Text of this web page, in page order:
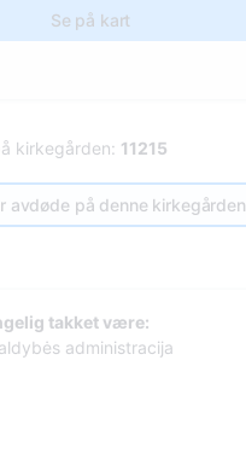
Se på kart
kirkegården: 11215
avdøde på denne kirkegården
takket være:
administracija